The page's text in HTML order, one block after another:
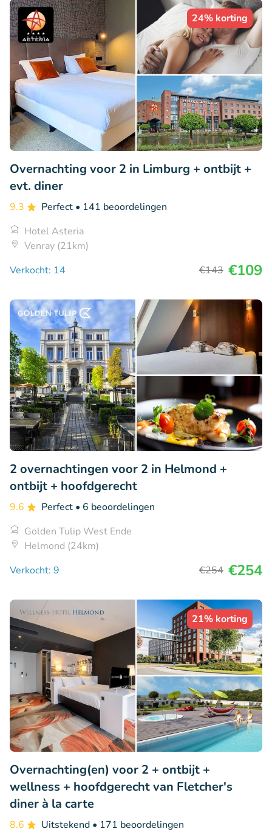
24% korting
Overnachting voor 2 in Limburg + ontbijt +
evt. diner
9.3 Perfect • 141 beoordelingen
Hotel Asteria
Venray (21km)
Verkocht: 14
€143 €109
2 overnachtingen voor 2 in Helmond +
ontbijt + hoofdgerecht
9.6 Perfect • 6 beoordelingen
Golden Tulip West Ende
Helmond (24km)
Verkocht: 9
€254 €254
21% korting
Overnachting(en) voor 2 + ontbijt +
wellness + hoofdgerecht van Fletcher's
diner à la carte
8.6 Uitstekend • 171 beoordelingen